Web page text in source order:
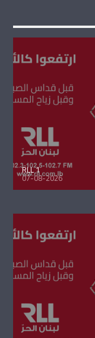
RLL 1
07-08-2026